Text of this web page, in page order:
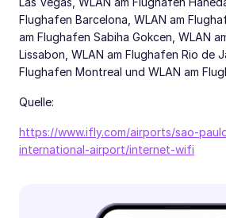
Flughafen Barcelona, WLAN am
am Flughafen Sabiha Gokcen, WLAN
Lissabon, WLAN am Flughafen Rio de
Flughafen Montreal und WLAN am
Quelle:
https://www.ifly.com/airports/sao-
international-airport/internet-wifi